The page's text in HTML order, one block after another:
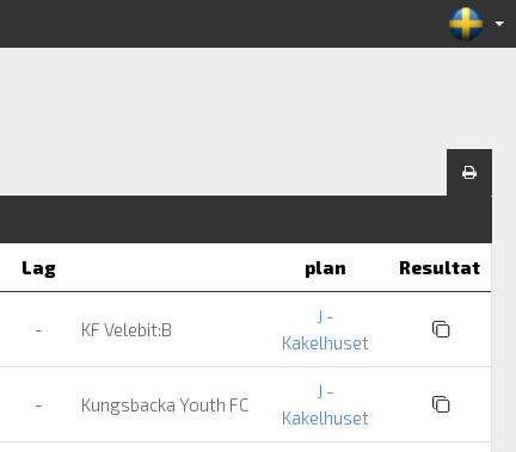
Lag plan Resultat
- KF Velebit:B
J -
Kakelhuset
- Kungsbacka Youth FC
J -
Kakelhuset